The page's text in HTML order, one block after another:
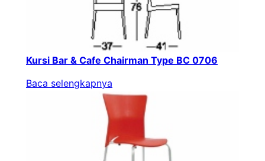
Kursi Bar & Cafe Chairman Type BC 0706
Baca selengkapnya